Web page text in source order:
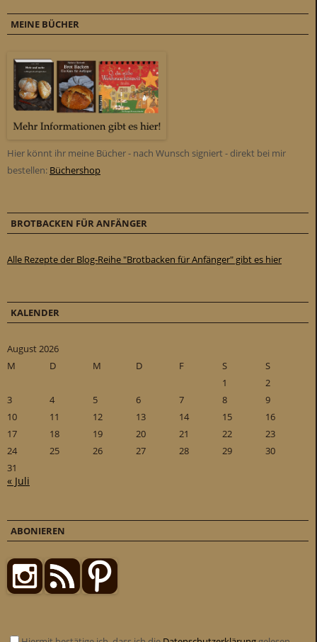
MEINE BÜCHER
Hier könnt ihr meine Bücher - nach Wunsch signiert - direkt bei mir
bestellen: Büchershop
BROTBACKEN FÜR ANFÄNGER
Alle Rezepte der Blog-Reihe "Brotbacken für Anfänger" gibt es hier
KALENDER
August 2026
M
D M D F S
S
1
2
3
4 5 6 7 8
9
10
11 12 13 14 15
16
17
18 19 20 21 22
23
24
25 26 27 28 29
30
31
« Juli
ABONIEREN